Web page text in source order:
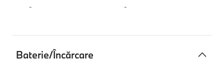
- -
Baterie/Încărcare